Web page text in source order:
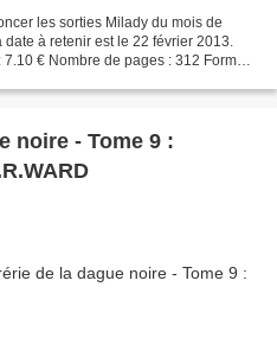
les sorties Milady du mois de
à retenir est le 22 février 2013.
€ Nombre de pages : 312 Format :
noire - Tome 9 :